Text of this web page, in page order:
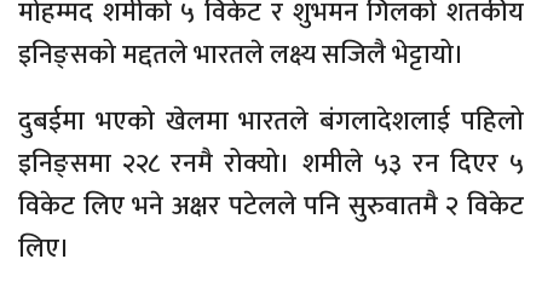
मोहम्मद शमीको ५ विकेट र शुभमन गिलको शतकीय
इनिङ्सको मद्दतले भारतले लक्ष्य सजिलै भेट्टायो।
दुबईमा भएको खेलमा भारतले बंगलादेशलाई पहिलो
इनिङ्समा २२८ रनमै रोक्यो। शमीले ५३ रन दिएर ५
विकेट लिए भने अक्षर पटेलले पनि सुरुवातमै २ विकेट
लिए।